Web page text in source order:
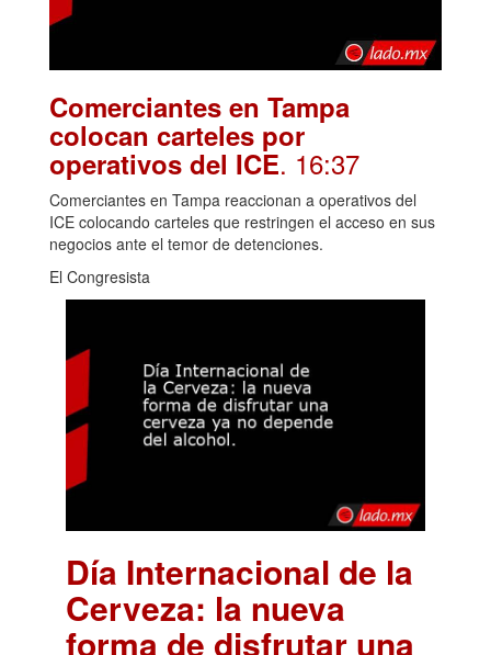
Comerciantes en Tampa
colocan carteles por
operativos del ICE. 16:37
Comerciantes en Tampa reaccionan a operativos del
ICE colocando carteles que restringen el acceso en sus
negocios ante el temor de detenciones.
El Congresista
Día Internacional de la
Cerveza: la nueva
forma de disfrutar una